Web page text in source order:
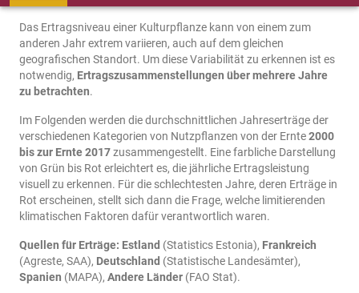
Das Ertragsniveau einer Kulturpflanze kann von einem zum
anderen Jahr extrem variieren, auch auf dem gleichen
geografischen Standort. Um diese Variabilität zu erkennen ist es
notwendig, Ertragszusammenstellungen über mehrere Jahre
zu betrachten.
Im Folgenden werden die durchschnittlichen Jahreserträge der
verschiedenen Kategorien von Nutzpflanzen von der Ernte2000
bis zur Ernte 2017zusammengestellt. Eine farbliche Darstellung
von Grün bis Rot erleichtert es, die jährliche Ertragsleistung
visuell zu erkennen. Für die schlechtesten Jahre, deren Erträge in
Rot erscheinen, stellt sich dann die Frage, welche limitierenden
klimatischen Faktoren dafür verantwortlich waren.
Quellen für Erträge: Estland (Statistics Estonia), Frankreich
(Agreste, SAA), Deutschland (Statistische Landesämter),
Spanien (MAPA), Andere Länder (FAO Stat).